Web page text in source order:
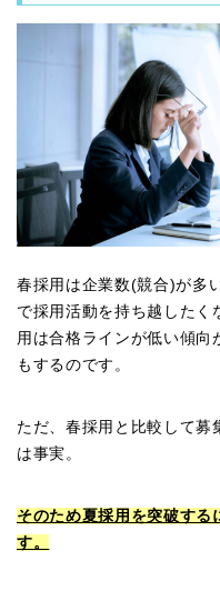
春採用は企業数(競合)が多
で採用活動を持ち越したく
用は合格ラインが低い傾向
もするのです。
ただ、春採用と比較して募
は事実。
そのため夏採用を突破す
す。